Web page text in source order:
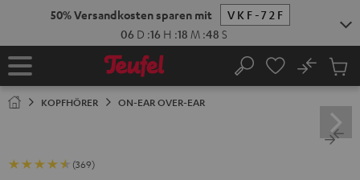
Startseite Suche
No
KOPFHÖRER ON-EAR OVER-EAR
(369)